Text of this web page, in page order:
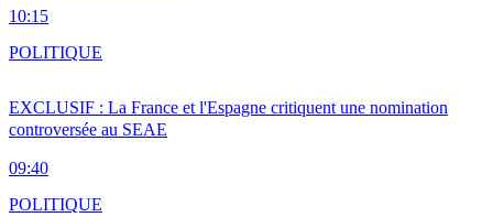
10:15
EXCLUSIF : La France et l'Espagne critiquent une nomination
controversée au SEAE
09:40
POLITIQUE
POLITIQUE